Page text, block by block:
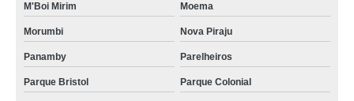
piso vinílico durafloor click Zona Leste
onde acho piso vinílico durafloor city chicago Avenida Miguel Yunes
onde tem piso vinílico durafloor urban cartagena Engenheiro Goulart
M'Boi Mirim Moema
Morumbi Nova Piraju
Panamby Parelheiros
Parque Bristol Parque Colonial